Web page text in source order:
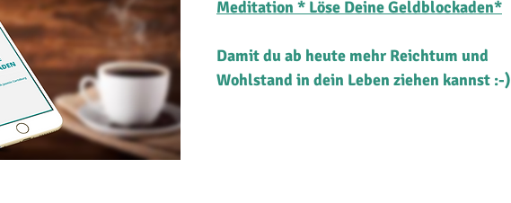
Meditation * Löse Deine Geldblockaden*
Damit du ab heute mehr Reichtum und
Wohlstand in dein Leben ziehen kannst :-)